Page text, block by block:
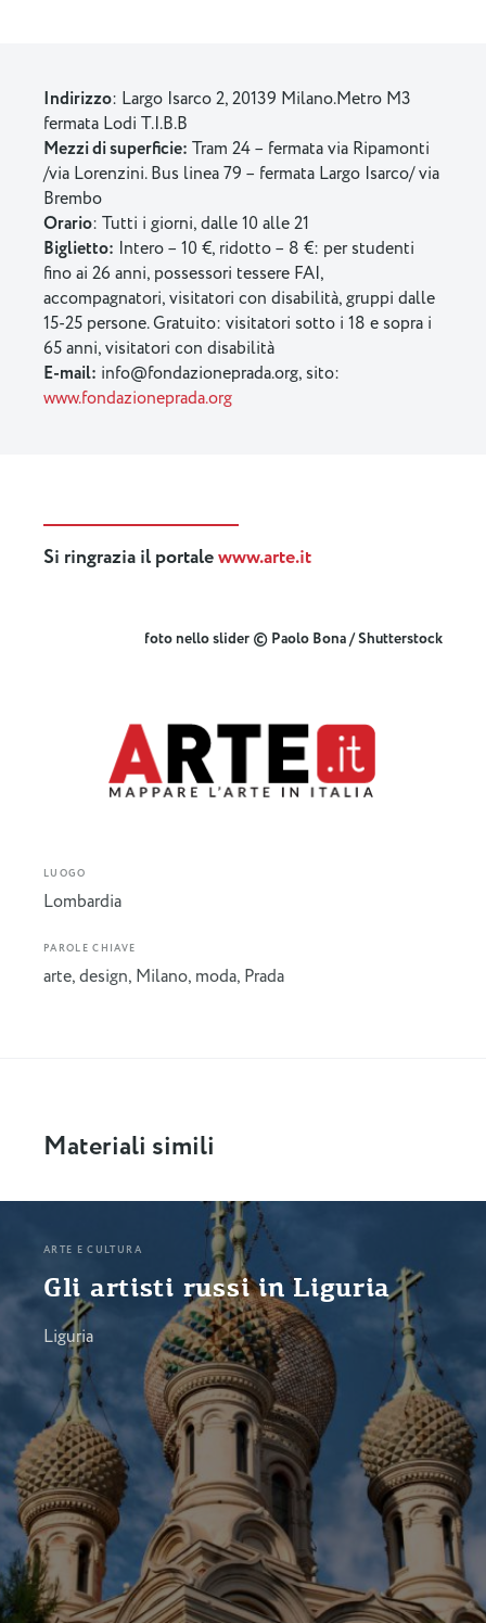
Indirizzo: Largo Isarco 2, 20139 Milano.Metro M3
fermata Lodi T.I.B.B
Mezzi di superficie: Tram 24 – fermata via Ripamonti
/via Lorenzini. Bus linea 79 – fermata Largo Isarco/ via
Brembo
Orario: Tutti i giorni, dalle 10 alle 21
Biglietto: Intero – 10 €, ridotto – 8 €: per studenti
fino ai 26 anni, possessori tessere FAI,
accompagnatori, visitatori con disabilità, gruppi dalle
15-25 persone. Gratuito: visitatori sotto i 18 e sopra i
65 anni, visitatori con disabilità
E-mail: info@fondazioneprada.org, sito:
www.fondazioneprada.org
Si ringrazia il portalewww.arte.it
foto nello slider © Paolo Bona / Shutterstock
LUOGO
Lombardia
PAROLE CHIAVE
arte,design, Milano, moda, Prada
Materiali simili
ARTE E CULTURA
Gli artisti russi in Liguria
Liguria